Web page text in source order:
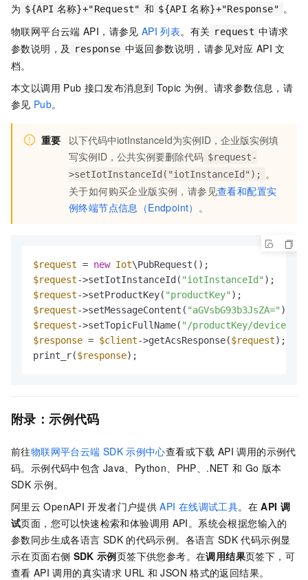
为 ${API 名称}+"Request" 和 ${API 名称}+"Response" 。
物联网平台云端 API，请参见 API 列表。有关 request 中请求
参数说明，及
response 中返回参数说明，请参见对应 API 文
档。
本文以调用 Pub 接口发布消息到 Topic 为例。请求参数信息，请
参见 Pub。
重要
以下代码中iotInstanceId为实例ID，企业版实例填
写实例ID ，公共实例要删除代码 $request-
>setIotInstanceId("iotInstanceId"); 。
关于如何购买企业版实例，请参见查看和配置实
例终端节点信息（Endpoint） 。
$request = new Iot
$request->setIotInstanceId( "iotInstanceId"
$request->setProductKey( "productKey"
$request->setMessageContent( "aGVsbG93b3JsZA=" );
$request->setTopicFullName( "/productKey/
$response = $client->getAcsResponse($request);
print_r($response);
附录：示例代码
前往物联网平台云端 SDK 示例中心查看或下载 API 调用的示例代
码。示例代码中包含 Java、Python、PHP、.NET 和 Go 版本
SDK 示例。
阿里云 OpenAPI 开发者门户提供 API 在线调试工具。在 API 调
试页面，您可以快速检索和体验调用 API。系统会根据您输入的
参数同步生成各语言 SDK 的代码示例。各语言 SDK 代码示例显
示在页面右侧 SDK 示例页签下供您参考。在调用结果页签下，可
查看 API 调用的真实请求 URL 和 JSON 格式的返回结果。